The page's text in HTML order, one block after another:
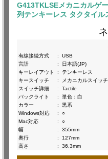
G413TKLSEメカニカルゲ
列テンキーレス タクタイル
有線接続方式
:
USB
言語
:
日本語(JP)
キーレイアウト
:
テンキーレス
キースイッチ
:
メカニカルスイッチ
スイッチ詳細
:
Tactile
バックライト
:
単色：白
カラー
:
黒系
Windows対応
:
○
Mac対応
:
○
幅
:
355mm
奥行
:
127mm
高さ
: 36.3mm